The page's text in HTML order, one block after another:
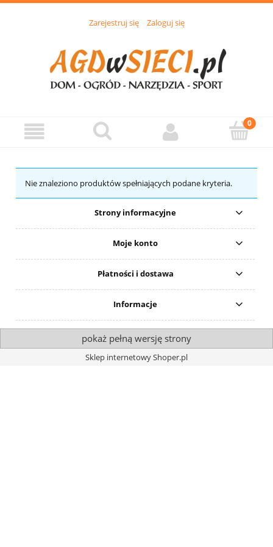
Zarejestruj się Zaloguj się
Nie znaleziono produktów spełniających podane kryteria.
Strony informacyjne
Moje konto
Płatności i dostawa
Informacje
pokaż pełną wersję strony
Sklep internetowy Shoper.pl